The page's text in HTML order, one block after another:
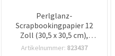
Perlglanz-
Scrapbookingpapier 12
Zoll (30,5 x 30,5 cm),
einseitig, 160 g/m² – 1
Artikelnummer: 823437